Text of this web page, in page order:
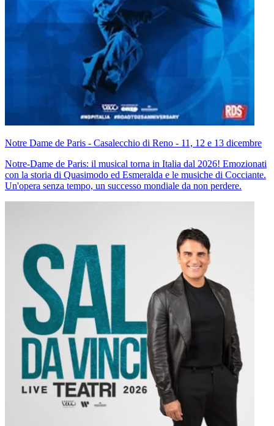
Notre Dame de Paris - Casalecchio di Reno - 11, 12 e 13 dicembre
Notre-Dame de Paris: il musical torna in Italia dal 2026! Emozionati
con la storia di Quasimodo ed Esmeralda e le musiche di Cocciante.
Un'opera senza tempo, un successo mondiale da non perdere.